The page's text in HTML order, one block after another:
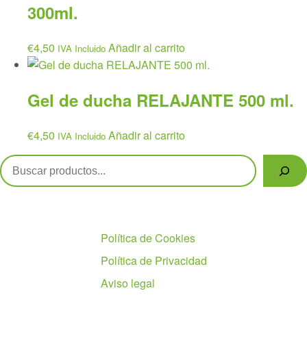
300ml.
€4,50 IVA Incluido Añadir al carrito
Gel de ducha RELAJANTE 500 ml.
€4,50 IVA Incluido Añadir al carrito
Buscar
Política de Cookies
Política de Privacidad
Aviso legal